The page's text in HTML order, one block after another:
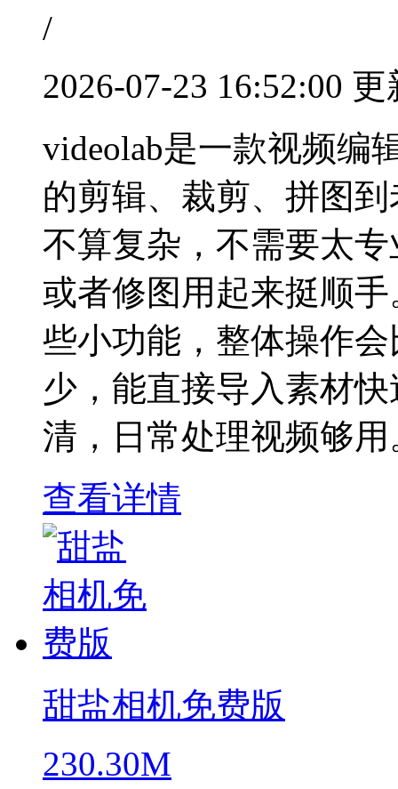
/
2026-07-23 16:52:00 更
videolab是一款视频编
的剪辑、裁剪、拼图
不算复杂，不需要太
或者修图用起来挺顺
些小功能，整体操作
少，能直接导入素材
清，日常处理视频够用
查看详情
甜盐相机免费版
230.30M